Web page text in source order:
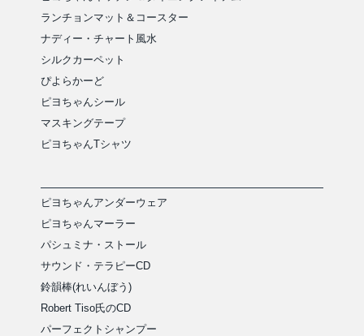
ランチョンマット＆コースター
ナディー・チャート風水
シルクカーペット
ぴよらかーど
ピヨちゃんシール
マスキングテープ
ピヨちゃんTシャツ
ピヨちゃんアンダーウェア
ピヨちゃんマーラー
パシュミナ・ストール
サウンド・テラピーCD
鈴韻棒(れいんぼう)
Robert Tiso氏のCD
パーフェクトシャンプー